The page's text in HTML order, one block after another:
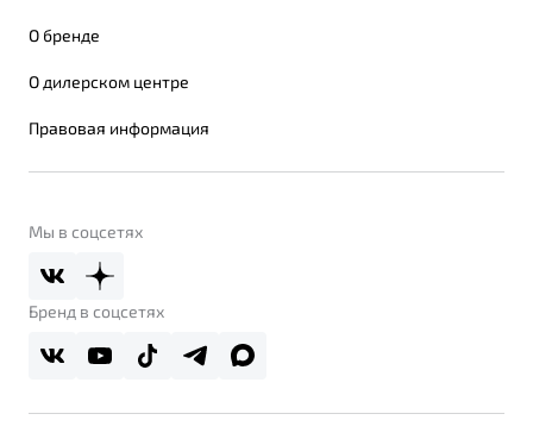
О бренде
О дилерском центре
Правовая информация
Мы в соцсетях
Бренд в соцсетях